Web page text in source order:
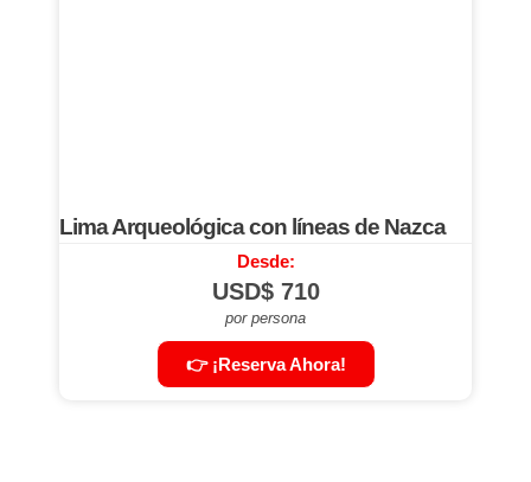
Lima Arqueológica con líneas de Nazca
Desde:
USD$710
por persona
👉 ¡Reserva Ahora!